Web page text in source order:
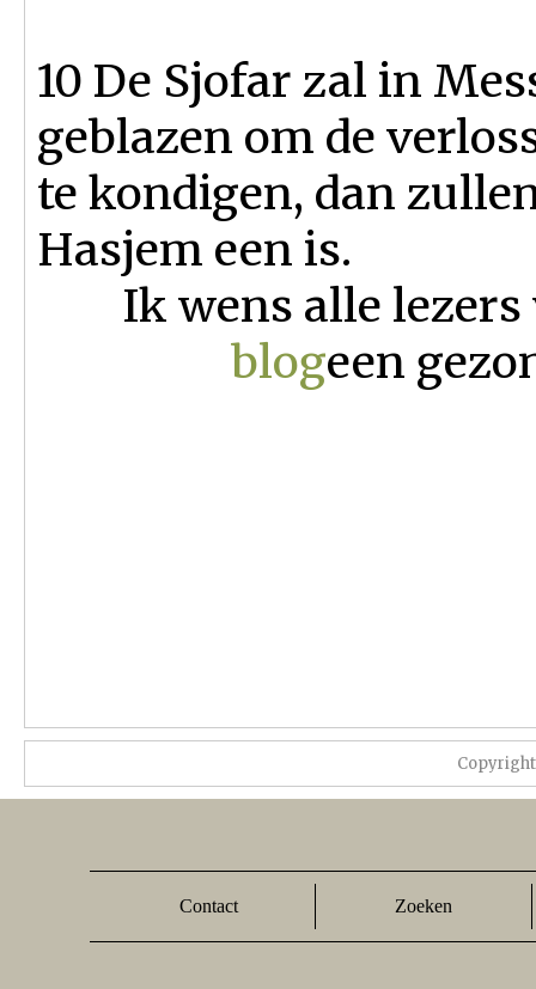
10 De Sjofar zal in
geblazen om de
te kondigen, dan
Hasjem een is.
Ik wens alle
blogeen
Contact Zoeken